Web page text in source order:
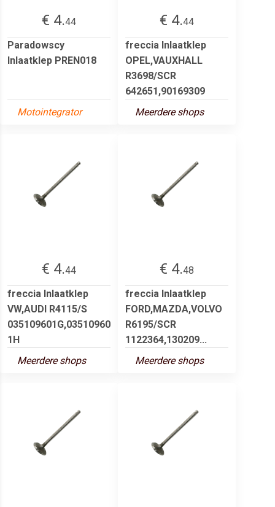
€ 4.44
Paradowscy
Inlaatklep PREN018
Motointegrator
€ 4.44
freccia Inlaatklep
OPEL,VAUXHALL
R3698/SCR
642651,90169309
Meerdere shops
€ 4.44
freccia Inlaatklep
VW,AUDI R4115/S
035109601G,03510960
1H
Meerdere shops
€ 4.48
freccia Inlaatklep
FORD,MAZDA,VOLVO
R6195/SCR
1122364,130209...
Meerdere shops